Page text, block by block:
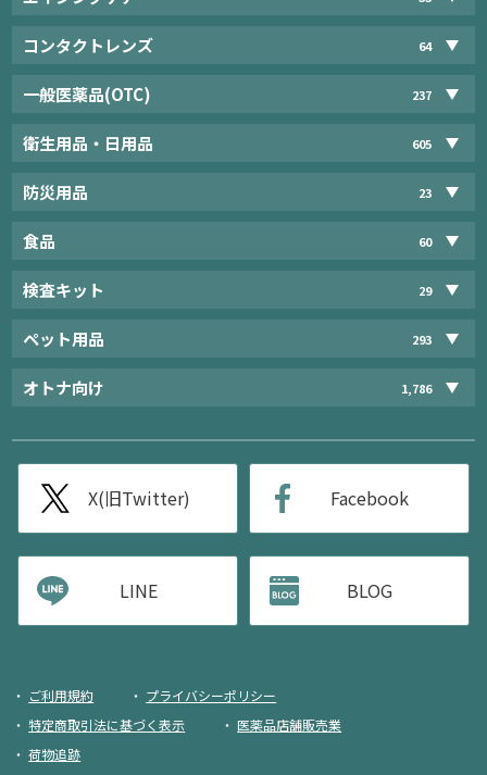
コンタクトレンズ 64
一般医薬品(OTC) 237
衛生用品・日用品 605
防災用品 23
食品 60
検査キット 29
ペット用品 293
オトナ向け 1,786
X(旧Twitter) Facebook
LINE BLOG
ご利用規約
プライバシーポリシー
特定商取引法に基づく表示
医薬品店舗販売業
荷物追跡